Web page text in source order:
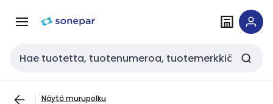
navigointiinsisältöön
Haku
Näytä murupolku